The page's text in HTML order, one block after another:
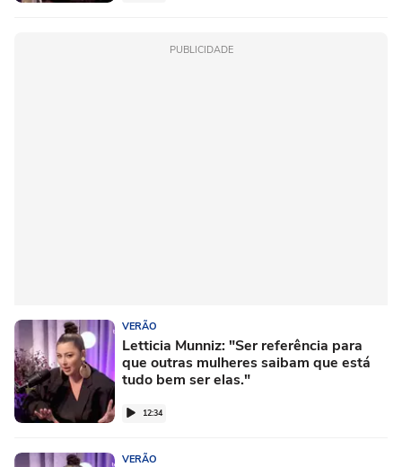
PUBLICIDADE
VERÃO
Letticia Munniz: "Ser referência para
que outras mulheres saibam que está
tudo bem ser elas."
12:34
VERÃO